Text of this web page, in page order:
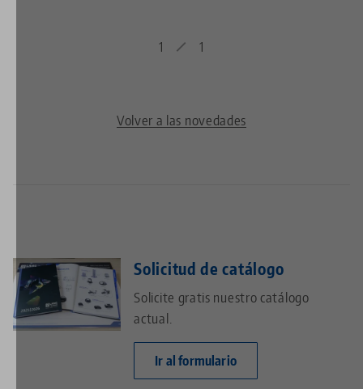
1 1
Volver a las novedades
Solicitud de catálogo
Solicite gratis nuestro catálogo
actual.
Ir al formulario